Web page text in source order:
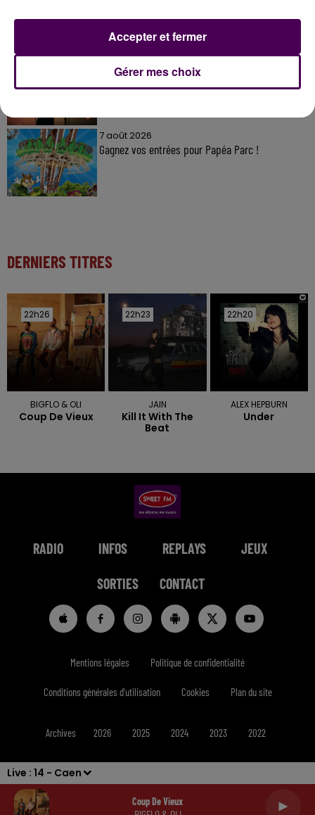
Live : 14 - Caen
Coup De Vieux
11 juillet 2026
Inscrivez-vous au casting The Voice & The Voice
Kids !
7 août 2026
Gagnez vos entrées pour Papéa Parc !
DERNIERS TITRES
22h26
22h26
BIGFLO & OLI
Coup De Vieux
22h23
22h23
JAIN
Kill It With The
Beat
22h20
22h20
ALEX HEPBURN
Under
RADIO INFOS REPLAYS JEUX
SORTIES CONTACT
Mentions légales Politique de confidentialité
Conditions générales d'utilisation Cookies Plan du site
Archives 2026 2025 2024 2023 2022
Gérer mes choix
Accepter et fermer